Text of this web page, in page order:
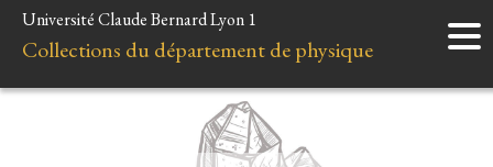
Accueil
Instruments
Université Claude Bernard Lyon 1
Collections du département de physique